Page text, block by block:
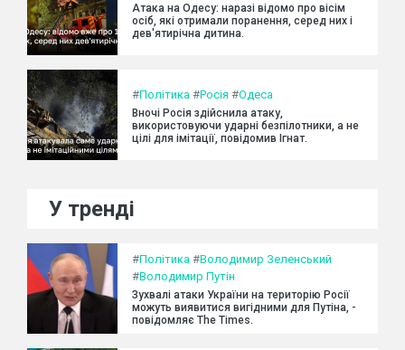
Атака на Одесу: наразі відомо про вісім
осіб, які отримали поранення, серед них і
дев'ятирічна дитина.
#Політика #Росія #Одеса
Вночі Росія здійснила атаку,
використовуючи ударні безпілотники, а не
цілі для імітації, повідомив Ігнат.
У тренді
#Політика #Володимир Зеленський
#Володимир Путін
Зухвалі атаки України на територію Росії
можуть виявитися вигідними для Путіна, -
повідомляє The Times.